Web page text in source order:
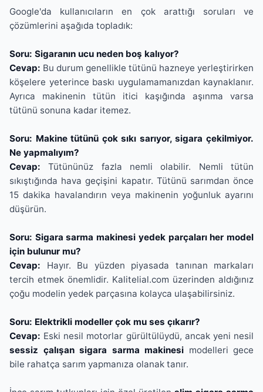
Google'da kullanıcıların en çok arattığı soruları ve
çözümlerini aşağıda topladık:
Soru: Sigaranın ucu neden boş kalıyor?
Cevap: Bu durum genellikle tütünü hazneye yerleştirirken
köşelere yeterince baskı uygulamamanızdan kaynaklanır.
Ayrıca makinenin tütün itici kaşığında aşınma varsa
tütünü sonuna kadar itemez.
Soru: Makine tütünü çok sıkı sarıyor, sigara çekilmiyor.
Ne yapmalıyım?
Cevap:Tütününüz fazla nemli olabilir. Nemli tütün
sıkıştığında hava geçişini kapatır. Tütünü sarımdan önce
15 dakika havalandırın veya makinenin yoğunluk ayarını
düşürün.
Soru: Sigara sarma makinesi yedek parçaları her model
için bulunur mu?
Cevap: Hayır. Bu yüzden piyasada tanınan markaları
tercih etmek önemlidir. Kalitelial.com üzerinden aldığınız
çoğu modelin yedek parçasına kolayca ulaşabilirsiniz.
Soru: Elektrikli modeller çok mu ses çıkarır?
Cevap: Eski nesil motorlar gürültülüydü, ancak yeni nesil
sessiz çalışan sigara sarma makinesi modelleri gece
bile rahatça sarım yapmanıza olanak tanır.